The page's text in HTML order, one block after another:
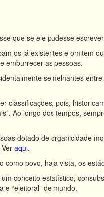
que se ele pudesse
os já existentes e omitem
emburrecer as pessoas.
semelhantes
classificações, pois,
Ao longo dos tempos,
dotado de organicidade
aqui.
como povo, haja vista, os
conceito estatístico,
e “eleitoral” de mundo.